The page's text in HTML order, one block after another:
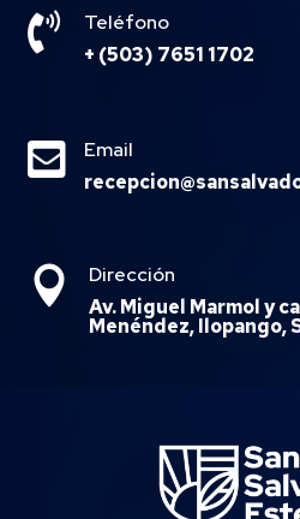

Teléfono
+ (503) 7651 1702

Email

Dirección
Av. Miguel Marmol y
Menéndez, Ilopango,